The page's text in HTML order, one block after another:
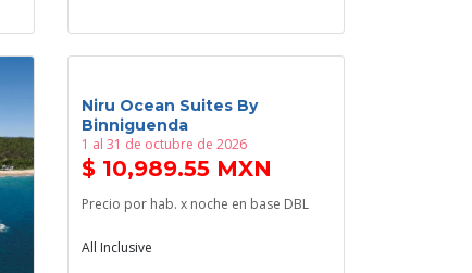
Niru Ocean Suites By
Binniguenda
1 al 31 de octubre de 2026
$ 10,989.55 MXN
Precio por hab. x noche en base DBL
All Inclusive